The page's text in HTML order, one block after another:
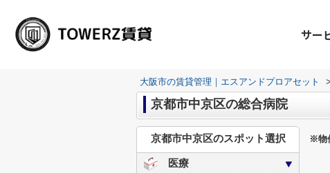
サー
大阪市の賃貸管理｜エスアンドプロアセット >
京都市中京区の総合病院
※物
京都市中京区のスポット選択
医療